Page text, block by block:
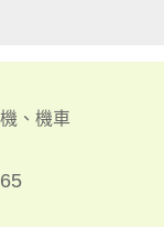
、機車